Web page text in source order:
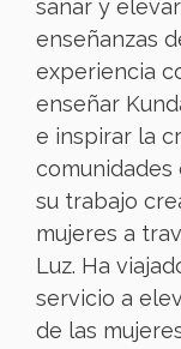
sanar y
enseñanzas
experiencia
enseñar
e inspirar la
comunidades
su trabajo
mujeres a
Luz. Ha
servicio a
de las